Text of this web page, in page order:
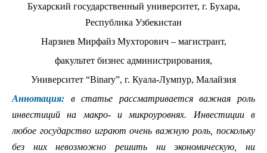
Бухарский государственный университет, г. Бухара,
Республика Узбекистан
Нарзиев Мирфайз Мухторович – магистрант,
факультет бизнес администрирования,
Университет “Binary”, г. Куала-Лумпур, Малайзия
Аннотация: в статье рассматривается важная роль
инвестиций на макро- и микроуровнях. Инвестиции в
любое государство играют очень важную роль, поскольку
без них невозможно решить ни экономическую, ни